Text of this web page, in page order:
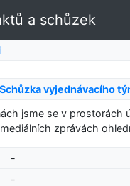
a schůzek
vyjednávacího
jsme se v prostorách
zprávách
-
-